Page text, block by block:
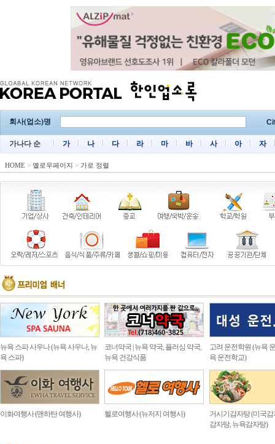
회사(업소)명
가나다 순 가 나 다 라 마 바 사 아 자
HOME > 옐로우페이지 > 가로 정렬
뉴욕 스파 사우나 (뉴욕 사우나, 뉴
욕 스파)
코너약국 | 뉴욕 약국, 플러싱 약국,
뉴욕 건강식품
고려 운전학원 (뉴욕
욕 운전학교)
이화여행사 (맨하탄 여행사) 헬로여행사 (뉴저지 여행사)
거시기감자탕 (미국감
감자탕, 뉴욕감자탕)